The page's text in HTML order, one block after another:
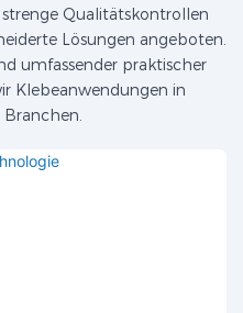
Qualitätskontrollen
Lösungen angeboten.
umfassender praktischer
Klebeanwendungen in